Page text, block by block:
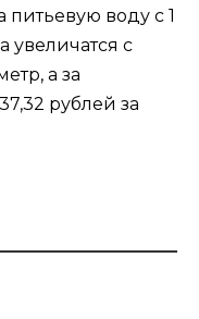
воду с 1
увеличатся с
а за
рублей за